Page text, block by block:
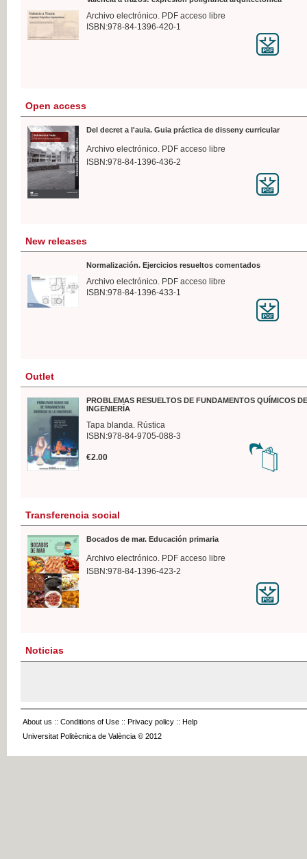
Archivo electrónico. PDF acceso libre
ISBN:978-84-1396-420-1
Open access
Del decret a l'aula. Guia práctica de disseny curricular
Archivo electrónico. PDF acceso libre
ISBN:978-84-1396-436-2
New releases
Normalización. Ejercicios resueltos comentados
Archivo electrónico. PDF acceso libre
ISBN:978-84-1396-433-1
Outlet
PROBLEMAS RESUELTOS DE FUNDAMENTOS QUÍMICOS
INGENIERÍA
Tapa blanda. Rústica
ISBN:978-84-9705-088-3
€2.00
Transferencia social
Bocados de mar. Educación primaria
Archivo electrónico. PDF acceso libre
ISBN:978-84-1396-423-2
Noticias
About us :: Conditions of Use :: Privacy policy :: Help
Universitat Politècnica de València © 2012